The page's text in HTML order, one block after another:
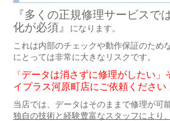
『多くの正規修理サービスで
化が必須』
になります。
これは内部のチェックや動作保証のため
にとっては非常に大きなリスクです。
「データは消さずに修理がしたい」
イプラス河原町店にご依頼ください
当店では、データはそのままで修理が可能
独自の技術と経験豊富なスタッフにより